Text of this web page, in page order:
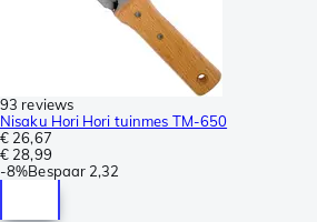
93 reviews
Nisaku Hori Hori tuinmes TM-650
€ 26,67
€ 28,99
-8%Bespaar 2,32